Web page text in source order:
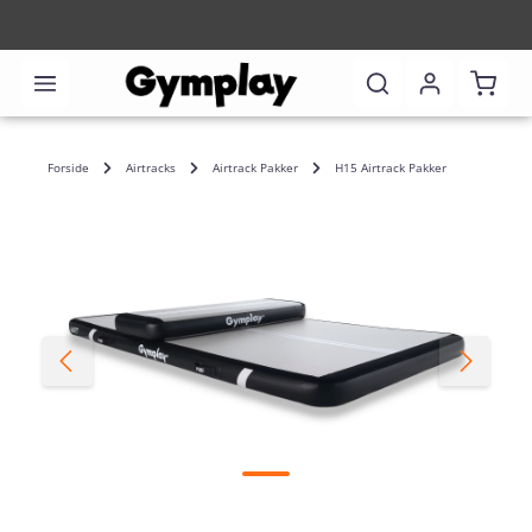
Forside Airtracks Airtrack Pakker H15 Airtrack Pakker